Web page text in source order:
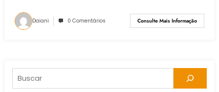
Daiani 0 Comentários Consulte Mais Informação
Pesquisar